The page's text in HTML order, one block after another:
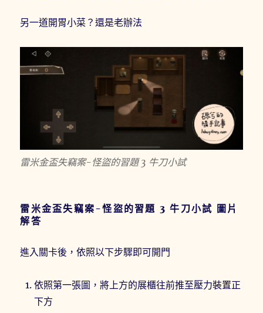
另一道開胃小菜？還是老辦法
雷米金盃失竊案-怪盜的習題 3 牛刀小試
雷米金盃失竊案-怪盜的習題 3 牛刀小試 圖片
解答
進入關卡後，依照以下步驟即可開門
依照第一張圖，將上方的展櫃往前推至壓力裝置正
下方